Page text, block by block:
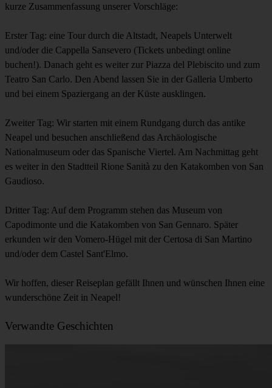
kurze Zusammenfassung unserer Vorschläge:
Erster Tag: eine Tour durch die Altstadt, Neapels Unterwelt
und/oder die Cappella Sansevero (Tickets unbedingt online
buchen!). Danach geht es weiter zur Piazza del Plebiscito und zum
Teatro San Carlo. Den Abend lassen Sie in der Galleria Umberto
und bei einem Spaziergang an der Küste ausklingen.
Zweiter Tag: Wir starten mit einem Rundgang durch das antike
Neapel und besuchen anschließend das Archäologische
Nationalmuseum oder das Spanische Viertel. Am Nachmittag geht
es weiter in den Stadtteil Rione Sanità zu den Katakomben von San
Gaudioso.
Dritter Tag: Auf dem Programm stehen das Museum von
Capodimonte und die Katakomben von San Gennaro. Später
erkunden wir den Vomero-Hügel mit der Certosa di San Martino
und/oder dem Castel Sant'Elmo.
Wir hoffen, dieser Reiseplan gefällt Ihnen und wünschen Ihnen eine
wunderschöne Zeit in Neapel!
Verwandte Geschichten